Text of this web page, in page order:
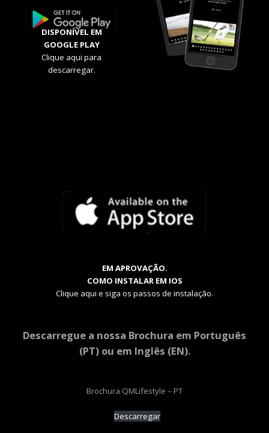
DISPONÍVEL EM
GOOGLE PLAY
Clique aqui para
descarregar.
EM APROVAÇÃO.
COMO INSTALAR EM IOS
Clique aqui e siga os passos de instalação.
Descarregue a nossa Brochura em Português
(PT) ou em Inglês (EN).
Brochura QMLifestyle – PT
Descarregar